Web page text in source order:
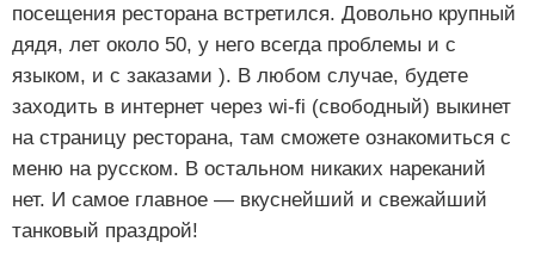
посещения ресторана встретился. Довольно крупный
дядя, лет около 50, у него всегда проблемы и с
языком, и с заказами ). В любом случае, будете
заходить в интернет через wi-fi (свободный) выкинет
на страницу ресторана, там сможете ознакомиться с
меню на русском. В остальном никаких нареканий
нет. И самое главное — вкуснейший и свежайший
танковый праздрой!